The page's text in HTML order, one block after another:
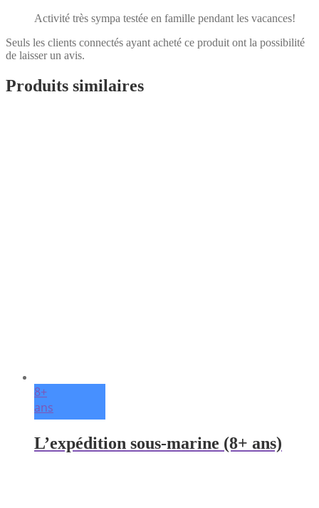
Activité très sympa testée en famille pendant les vacances!
Seuls les clients connectés ayant acheté ce produit ont la possibilité
de laisser un avis.
Produits similaires
8+
ans
L’expédition sous-marine (8+ ans)